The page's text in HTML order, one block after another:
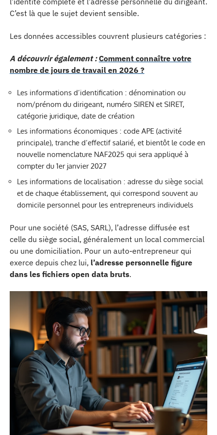
C’est là que le sujet devient sensible.
Les données accessibles couvrent plusieurs catégories :
A découvrir également : Comment connaître votre
nombre de jours de travail en 2026 ?
Les informations d’identification : dénomination ou
nom/prénom du dirigeant, numéro SIREN et SIRET,
catégorie juridique, date de création
Les informations économiques : code APE (activité
principale), tranche d’effectif salarié, et bientôt le code en
nouvelle nomenclature NAF2025 qui sera appliqué à
compter du 1er janvier 2027
Les informations de localisation : adresse du siège social
et de chaque établissement, qui correspond souvent au
domicile personnel pour les entrepreneurs individuels
Pour une société (SAS, SARL), l’adresse diffusée est
celle du siège social, généralement un local commercial
ou une domiciliation. Pour un auto-entrepreneur qui
exerce depuis chez lui, l’adresse personnelle figure
dans les fichiers open data bruts.